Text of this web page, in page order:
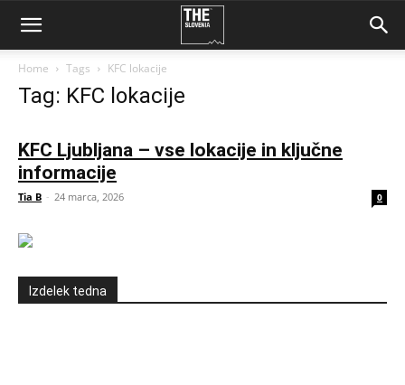
Home Tags KFC lokacije
Tag: KFC lokacije
KFC Ljubljana – vse lokacije in ključne
informacije
Tia B - 24 marca, 2026 0
Izdelek tedna